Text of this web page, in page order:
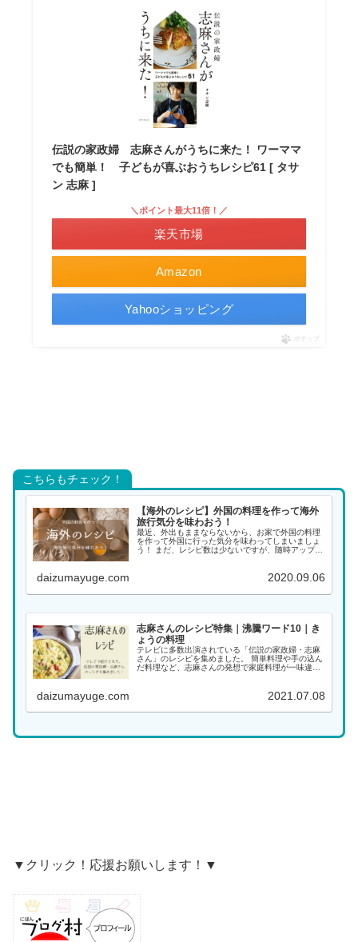
伝説の家政婦 志麻さんがうちに来た！ ワーママ
でも簡単！ 子どもが喜ぶおうちレシピ61 [ タサ
ン 志麻 ]
Amazon
＼ポイント最大11倍！／
楽天市場
Yahooショッピング
ポチップ
こちらもチェック！
【海外のレシピ】外国の料理を作って海外
旅行気分を味わおう！
最近、外出もままならないから、お家で外国の料理
を作って外国に行った気分を味わってしまいましょ
う！ まだ、レシピ数は少ないですが、随時アップし
daizumayuge.com 2020.09.06
志麻さんのレシピ特集｜沸騰ワード10｜き
ょうの料理
テレビに多数出演されている「伝説の家政婦・志麻
さん」のレシピを集めました。 簡単料理や手の込ん
だ料理など、志麻さんの発想で家庭料理が一味違っ
daizumayuge.com 2021.07.08
▼クリック！応援お願いします！▼